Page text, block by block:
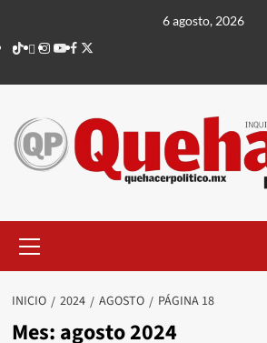
contenido
6 agosto, 2026
TikTok
threads
Instagram
Youtube
Facebook
X
principal
INICIO 2024 AGOSTO PÁGINA 18
Mes: agosto 2024